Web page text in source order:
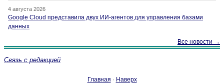
4 августа 2026
Google Cloud представила двух ИИ-агентов для управления базами
данных
Все новости →
Связь с редакцией
Главная · Наверх